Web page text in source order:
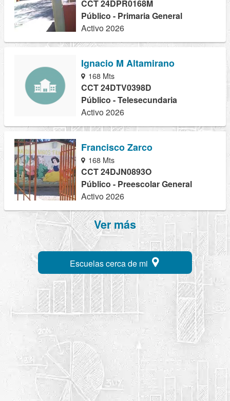
CCT 24DPR0168M
Público - Primaria General
Activo 2026
Ignacio M Altamirano
168 Mts
CCT 24DTV0398D
Público - Telesecundaria
Activo 2026
Francisco Zarco
168 Mts
CCT 24DJN0893O
Público - Preescolar General
Activo 2026
Ver más
Escuelas cerca de mi